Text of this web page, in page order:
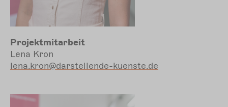
Projektmitarbeit
Lena Kron
lena.kron@darstellende-kuenste.de